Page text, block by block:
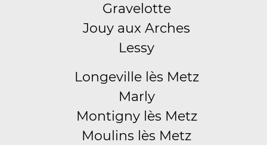
Gravelotte
Jouy aux Arches
Lessy
Longeville lès Metz
Marly
Montigny lès Metz
Moulins lès Metz